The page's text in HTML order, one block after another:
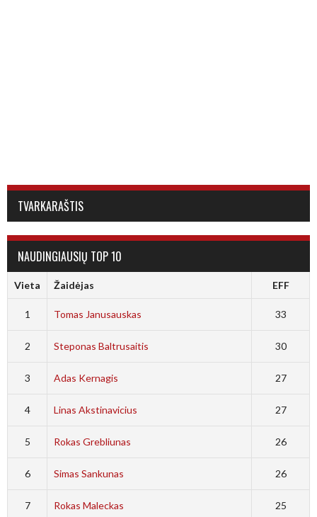
TVARKARAŠTIS
NAUDINGIAUSIŲ TOP 10
Vieta Žaidėjas EFF
1 Tomas Janusauskas 33
2 Steponas Baltrusaitis 30
3 Adas Kernagis 27
4 Linas Akstinavicius 27
5 Rokas Grebliunas 26
6 Simas Sankunas 26
7 Rokas Maleckas 25